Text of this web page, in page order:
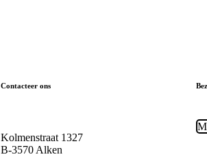
Contacteer ons
Kolmenstraat 1327
B-3570 Alken